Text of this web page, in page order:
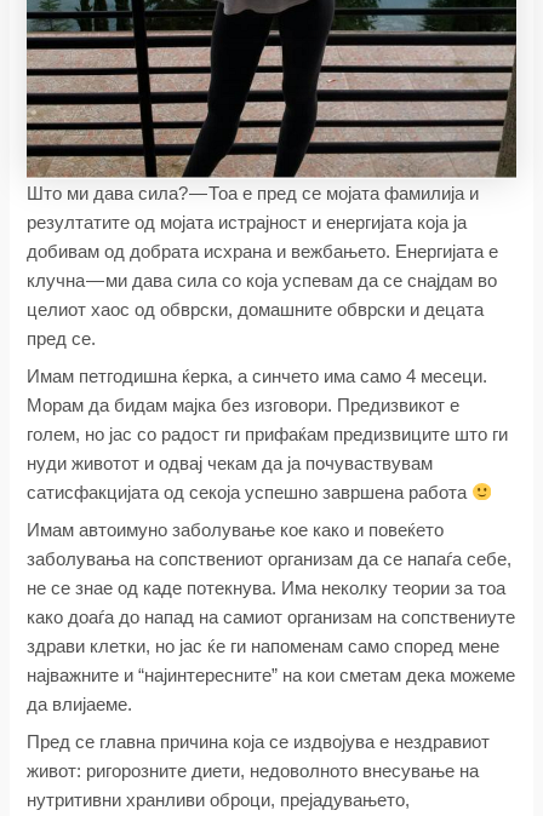
Што ми дава сила? — Тоа е пред се мојата фамилија и
резултатите од мојата истрајност и енергијата која ја
добивам од добрата исхрана и вежбањето. Енергијата е
клучна — ми дава сила со која успевам да се снајдам во
целиот хаос од обврски, домашните обврски и децата
пред се.
Имам петгодишна ќерка, а синчето има само 4 месеци.
Морам да бидам мајка без изговори. Предизвикот е
голем, но јас со радост ги прифаќам предизвиците што ги
нуди животот и одвај чекам да ја почуваствувам
сатисфакцијата од секоја успешно завршена работа
Имам автоимуно заболување кое како и повеќето
заболувања на сопствениот организам да се напаѓа себе,
не се знае од каде потекнува. Има неколку теории за тоа
како доаѓа до напад на самиот организам на сопствениуте
здрави клетки, но јас ќе ги напоменам само според мене
најважните и “најинтересните” на кои сметам дека можеме
да влијаеме.
Пред се главна причина која се издвојува е нездравиот
живот: ригорозните диети, недоволното внесување на
нутритивни хранливи оброци, прејадувањето,